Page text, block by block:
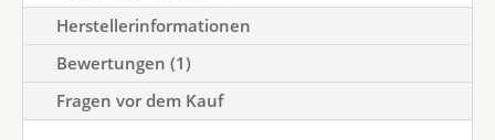
Herstellerinformationen
Bewertungen (1)
Fragen vor dem Kauf